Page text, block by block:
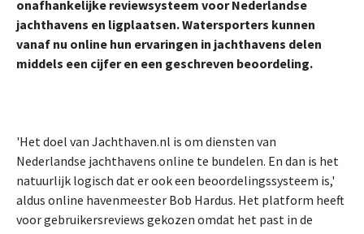
onafhankelijke reviewsysteem voor Nederlandse
jachthavens en ligplaatsen. Watersporters kunnen
vanaf nu online hun ervaringen in jachthavens delen
middels een cijfer en een geschreven beoordeling.
'Het doel van Jachthaven.nl is om diensten van
Nederlandse jachthavens online te bundelen. En dan is het
natuurlijk logisch dat er ook een beoordelingssysteem is,'
aldus online havenmeester Bob Hardus. Het platform heeft
voor gebruikersreviews gekozen omdat het past in de